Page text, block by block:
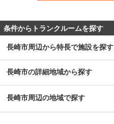
条件からトランクルームを探す
長崎市周辺から特長で施設を探す
長崎市の詳細地域から探す
長崎市周辺の地域で探す